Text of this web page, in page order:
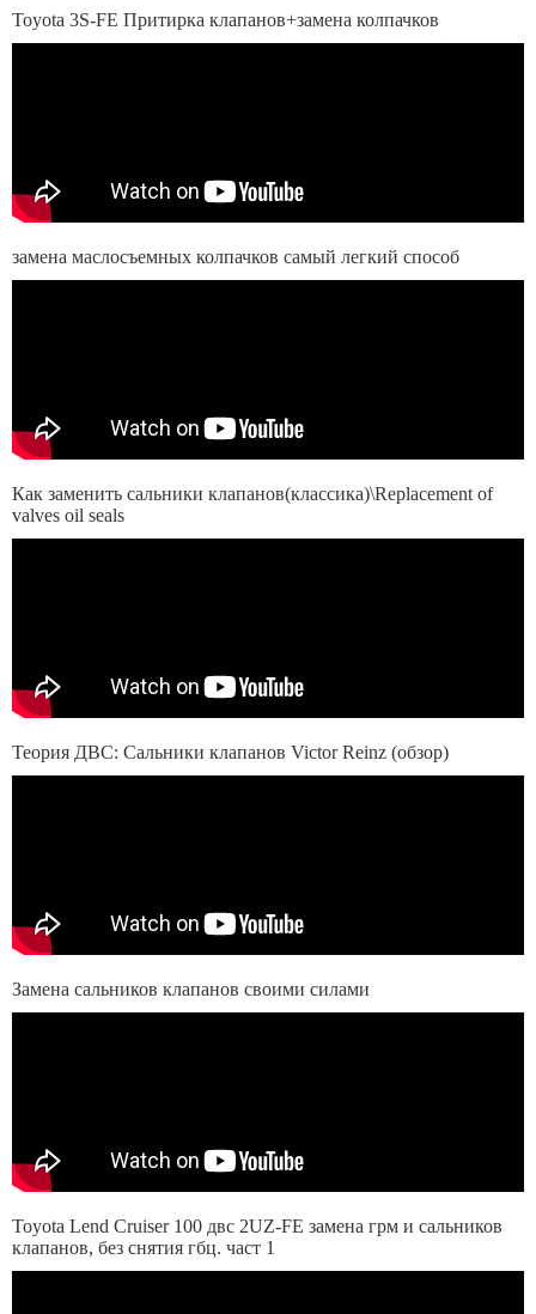
Toyota 3S-FE Притирка клапанов+замена колпачков
замена маслосъемных колпачков самый легкий способ
Как заменить сальники клапанов(классика)\Replacement of
valves oil seals
Теория ДВС: Сальники клапанов Victor Reinz (обзор)
Замена сальников клапанов своими силами
Toyota Lend Cruiser 100 двс 2UZ-FE замена грм и сальников
клапанов, без снятия гбц. част 1